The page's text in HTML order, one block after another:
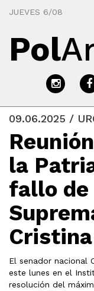
JUEVES 6/08
Pol
09.06.2025 /
la
fallo de
El senador nacional
este lunes en el
resolución del